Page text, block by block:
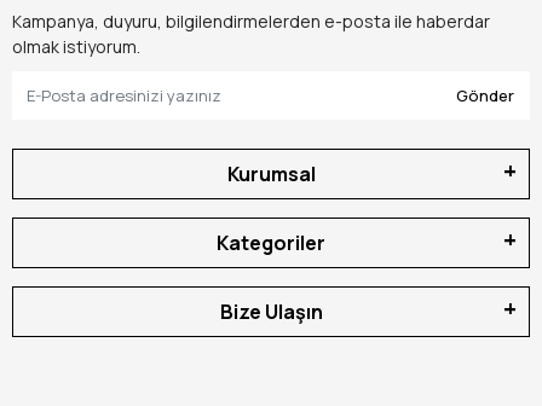
Kampanya, duyuru, bilgilendirmelerden e-posta ile haberdar
olmak istiyorum.
Gönder
Kurumsal
Kategoriler
Bize Ulaşın